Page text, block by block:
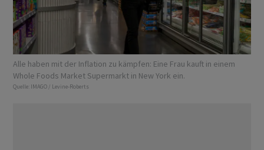
Alle haben mit der Inflation zu kämpfen: Eine Frau kauft in einem
Whole Foods Market Supermarkt in New York ein.
Quelle: IMAGO / Levine-Roberts